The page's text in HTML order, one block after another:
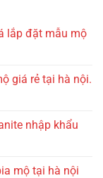
lắp đặt mẫu mộ
giá rẻ tại hà nội.
nhập khẩu
mộ tại hà nội